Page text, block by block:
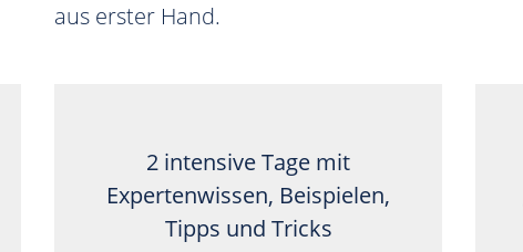
aus erster Hand.
2 intensive Tage mit
Expertenwissen, Beispielen,
Tipps und Tricks